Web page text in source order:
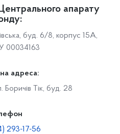
апарату
буд. 6/8, корпус 15А,
00034163
адреса:
Боричів Тік, буд. 28
293-17-56